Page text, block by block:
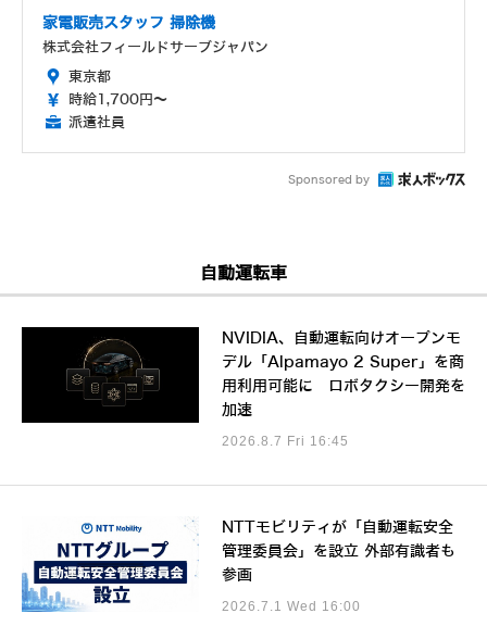
家電販売スタッフ 掃除機
株式会社フィールドサーブジャパン
東京都
時給1,700円～
派遣社員
Sponsored by
自動運転車
NVIDIA、自動運転向けオープンモ
デル「Alpamayo 2 Super」を商
用利用可能に ロボタクシー開発を
加速
2026.8.7 Fri 16:45
NTTモビリティが「自動運転安全
管理委員会」を設立 外部有識者も
参画
2026.7.1 Wed 16:00